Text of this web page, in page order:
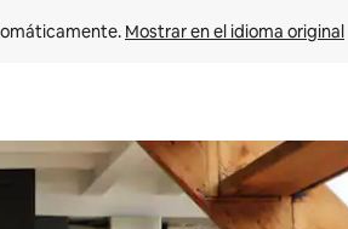
Mostrar en el idioma original